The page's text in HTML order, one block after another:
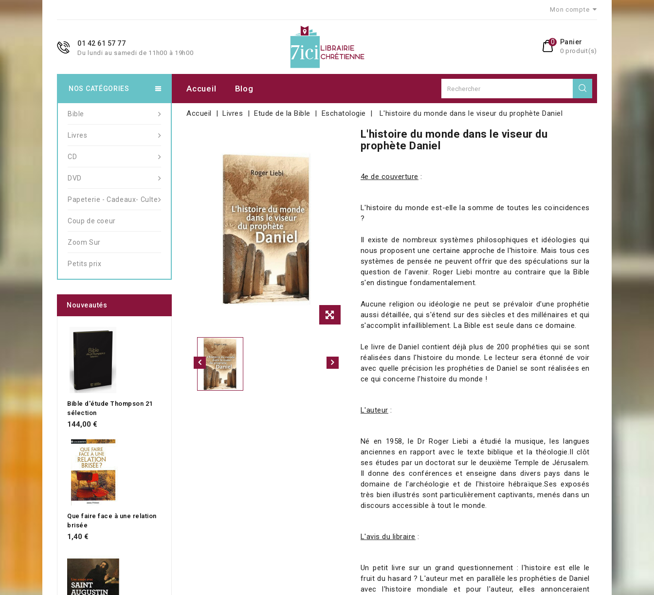
Mon compte
01 42 61 57 77
Du lundi au samedi de 11h00 à 19h00
Panier
0 produit(s)
0
Accueil Blog
Accueil Livres Etude de la Bible Eschatologie L'histoire du monde dans le viseur du prophète Daniel
L'histoire du monde dans le viseur du
prophète Daniel
4e de couverture :
L'histoire du monde est-elle la somme de toutes les coïncidences
?
Il existe de nombreux systèmes philosophiques et idéologies qui
nous proposent une certaine approche de l'histoire. Mais tous ces
systèmes de pensée ne peuvent offrir que des spéculations sur la
question de l'avenir. Roger Liebi montre au contraire que la Bible
s'en distingue fondamentalement.
Aucune religion ou idéologie ne peut se prévaloir d'une prophétie
aussi détaillée, qui s'étend sur des siècles et des millénaires et qui
s'accomplit infailliblement. La Bible est seule dans ce domaine.
Le livre de Daniel contient déjà plus de 200 prophéties qui se sont
réalisées dans l'histoire du monde. Le lecteur sera étonné de voir
avec quelle précision les prophéties de Daniel se sont réalisées en
ce qui concerne l'histoire du monde !
L'auteur :
Né en 1958, le Dr Roger Liebi a étudié la musique, les langues
anciennes en rapport avec le texte biblique et la théologie.Il clôt
ses études par un doctorat sur le deuxième Temple de Jérusalem.
Il donne des conférences et enseigne dans divers pays dans le
domaine de l'archéologie et de l'histoire hébraïque.Ses exposés
très bien illustrés sont particulièrement captivants, menés dans un
discours accessible à tout le monde.
L'avis du libraire :
Un petit livre sur un grand questionnement : l'histoire est elle le
fruit du hasard ? L'auteur met en parallèle les prophéties de Daniel
avec l'histoire mondiale et pour l'auteur, elles annonceraient
NOS CATÉGORIES
Bible
Livres
CD
DVD
Papeterie - Cadeaux- Culte
Coup de coeur
Zoom Sur
Petits prix
Nouveautés
Bible d'étude Thompson 21
sélection
144,00 €
Que faire face à une relation
brisée
1,40 €